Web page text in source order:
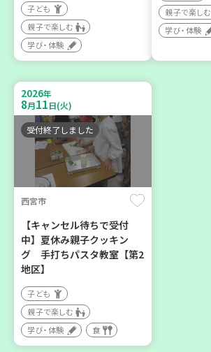
明石市
2026年８月度 「子育てひ
ら高砂エリア～ 【第6地
区】
子ども
親子で楽しむ
学び・体験
川西市
2026
10月 31日(土)
神戸市西区
【玉津】布ぞうりを作って
子ども
親子で楽しむ
学び・体験
親子で楽しむ
学び・体験
2026年
8月11日(火)
受付終了しました
西宮市
【キャンセル待ちで受付
中】夏休み親子クッキン
グ 手打ちパスタ教室【第2
地区】
子ども
親子で楽しむ
学び・体験
食